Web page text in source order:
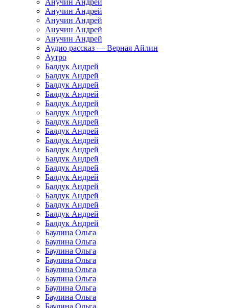
Анучин Андрей
Анучин Андрей
Анучин Андрей
Анучин Андрей
Аудио рассказ — Верная Айлин
Аутро
Балдук Андрей
Балдук Андрей
Балдук Андрей
Балдук Андрей
Балдук Андрей
Балдук Андрей
Балдук Андрей
Балдук Андрей
Балдук Андрей
Балдук Андрей
Балдук Андрей
Балдук Андрей
Балдук Андрей
Балдук Андрей
Балдук Андрей
Балдук Андрей
Балдук Андрей
Балдук Андрей
Баулина Ольга
Баулина Ольга
Баулина Ольга
Баулина Ольга
Баулина Ольга
Баулина Ольга
Баулина Ольга
Баулина Ольга
Баулина Ольга